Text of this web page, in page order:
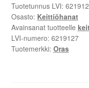
Tuotetunnus LVI:
Osasto: Keittiöhanat
Avainsanat tuotteelle
LVI-numero: 6219127
Tuotemerkki: Oras